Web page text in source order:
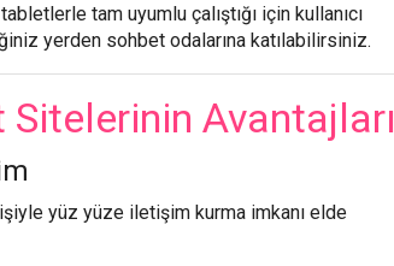
tam uyumlu çalıştığı için kullanıcı
yerden sohbet odalarına katılabilirsiniz.
Avantajları
yüz yüze iletişim kurma imkanı elde